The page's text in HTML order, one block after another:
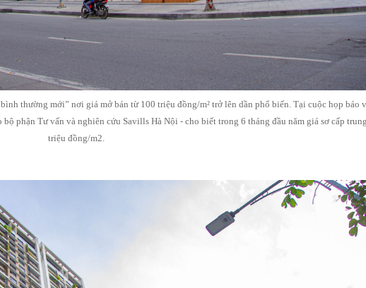
thường mới” nơi giá mở bán từ 100 triệu đồng/m² trở lên dần phổ biến. Tại cuộc họp báo
phận Tư vấn và nghiên cứu Savills Hà Nội - cho biết trong 6 tháng đầu năm giá sơ cấp
triệu đồng/m2.